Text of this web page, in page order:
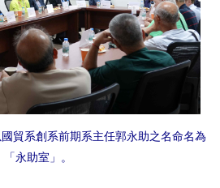
貿系創系前期系主任郭永助之名命名為
「永助室」。